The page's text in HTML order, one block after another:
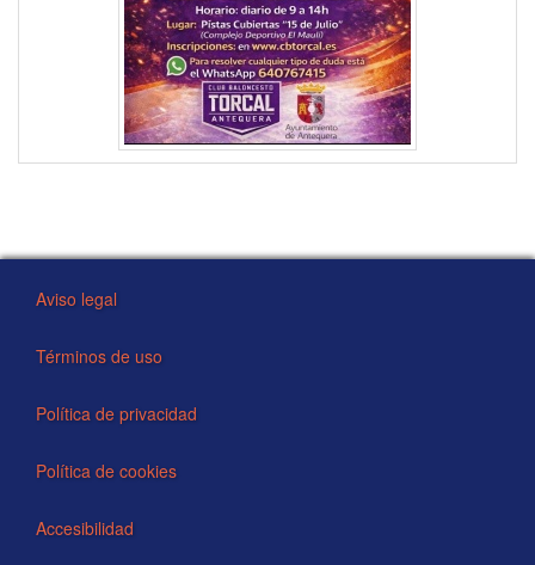
Aviso legal
Términos de uso
Política de privacidad
Política de cookies
Accesibilidad